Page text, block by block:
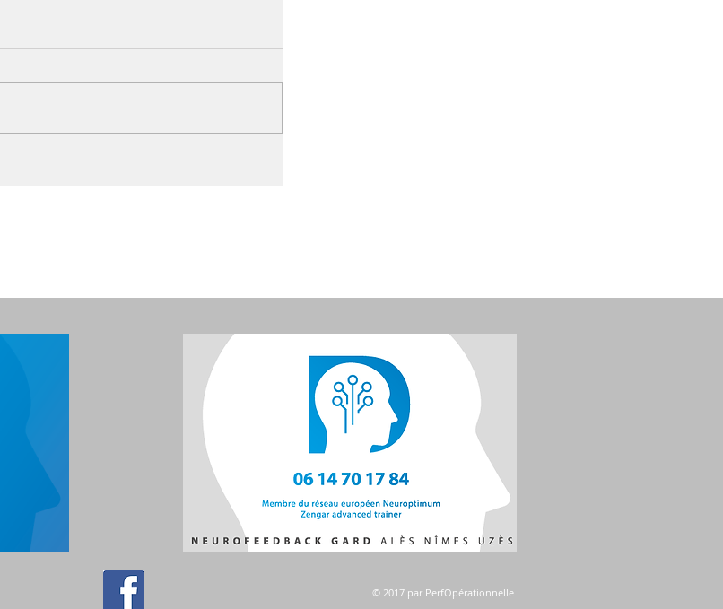
© 2017 par PerfOpérationnelle